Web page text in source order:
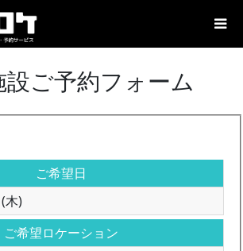
ご予約フォーム
ご希望日
木)
ご希望ロケーション